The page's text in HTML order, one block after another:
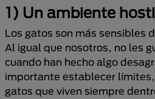
1) Un ambiente
Los gatos son más sensibles
Al igual que nosotros, no les
cuando han hecho algo
importante establecer
gatos que viven siempre